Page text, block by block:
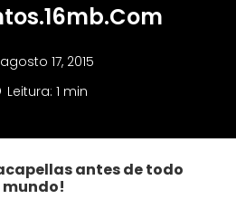
agosto 17, 2015
Leitura: 1 min
antes de todo
mundo!